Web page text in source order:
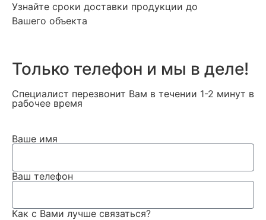
Узнайте сроки доставки продукции до
Вашего объекта
Только телефон и мы в деле!
Специалист перезвонит Вам в течении 1-2 минут в
рабочее время
Ваше имя
Ваш телефон
Как с Вами лучше связаться?